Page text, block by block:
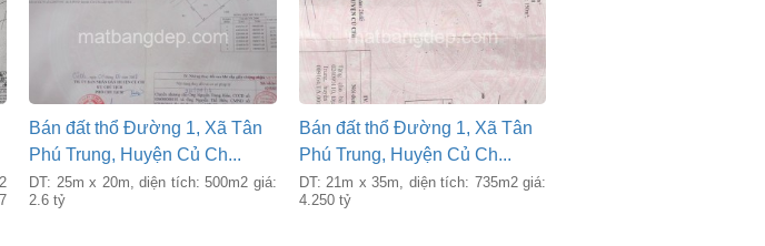
Bán đất thổ Đường 1, Xã Tân
Phú Trung, Huyện Củ Ch...
DT: 25m x 20m, diện tích: 500m2 giá:
2.6 tỷ
Bán đất thổ Đường 1, Xã Tân
Phú Trung, Huyện Củ Ch...
DT: 21m x 35m, diện tích: 735m2 giá:
4.250 tỷ